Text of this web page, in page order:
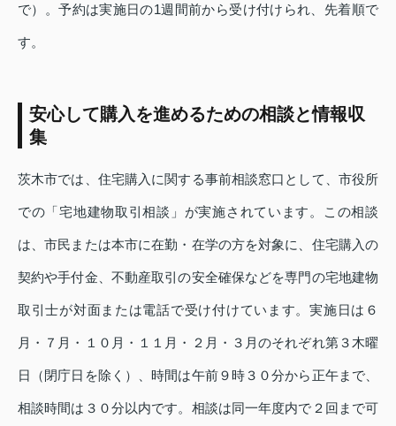
で）。予約は実施日の1週間前から受け付けられ、先着順で
す。
安心して購入を進めるための相談と情報収
集
茨木市では、住宅購入に関する事前相談窓口として、市役所
での「宅地建物取引相談」が実施されています。この相談
は、市民または本市に在勤・在学の方を対象に、住宅購入の
契約や手付金、不動産取引の安全確保などを専門の宅地建物
取引士が対面または電話で受け付けています。実施日は６
月・７月・１０月・１１月・２月・３月のそれぞれ第３木曜
日（閉庁日を除く）、時間は午前９時３０分から正午まで、
相談時間は３０分以内です。相談は同一年度内で２回まで可